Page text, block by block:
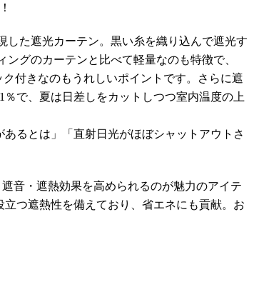
した遮光カーテン。黒い糸を織り込んで遮光す
グのカーテンと比べて軽量なのも特徴で、
付きなのもうれしいポイントです。さらに遮
で、夏は日差しをカットしつつ室内温度の上
るとは」「直射日光がほぼシャットアウトさ
音・遮熱効果を高められるのが魅力のアイテ
つ遮熱性を備えており、省エネにも貢献。お